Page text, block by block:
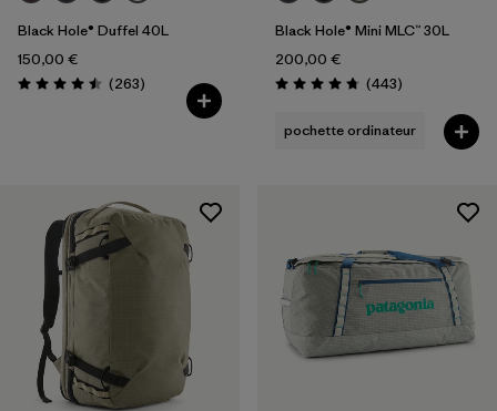
Black Hole® Duffel 40L
150,00 €
Évaluation: 4.5 / 5
(263Avis
)
Black Hole® Mini MLC™ 30L
200,00 €
Évaluation: 4.7 / 5
(443Avis
)
pochette ordinateur